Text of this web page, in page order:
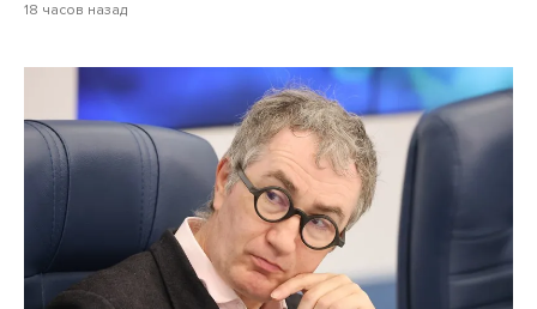
18 часов назад